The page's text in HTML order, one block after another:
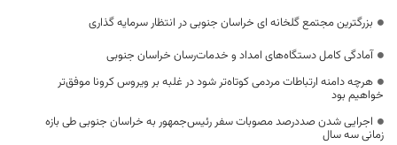
بزرگترین مجتمع گلخانه ای خراسان جنوبی در انتظار سرمایه گذاری
آمادگی کامل دستگاه‌های امداد و خدمات‌رسان خراسان جنوبی
هرچه دامنه ارتباطات مردمی کوتاه‌تر شود در غلبه بر ویروس کرونا موفق‌تر
خواهیم بود
اجرایی شدن صددرصد مصوبات سفر رئیس‌جمهور به خراسان جنوبی طی بازه
زمانی سه سال